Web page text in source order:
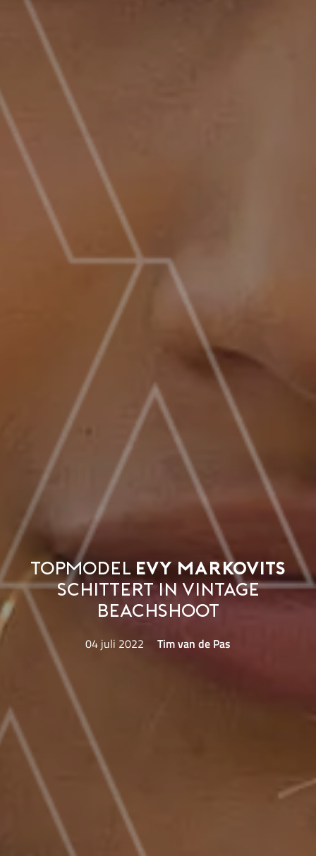
Topmodel Evy Markovits
schittert in vintage
beachshoot
04 juli 2022 Tim van de Pas